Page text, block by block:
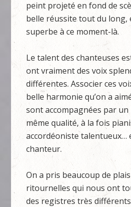
peint projeté en fond de
belle réussite tout du long,
superbe à ce moment-là.
Le talent des chanteuses
ont vraiment des voix
différentes. Associer ces
belle harmonie qu’on a
sont accompagnées par
même qualité, à la fois
accordéoniste talentueux…
chanteur.
On a pris beaucoup de
ritournelles qui nous ont
des registres très